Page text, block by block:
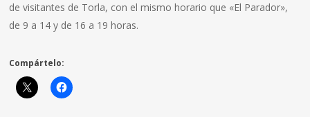
de visitantes de Torla, con el mismo horario que «El Parador»,
de 9 a 14 y de 16 a 19 horas.
Compártelo: